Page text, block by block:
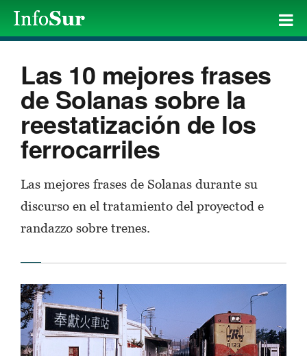
Las 10 mejores frases
de Solanas sobre la
reestatización de los
ferrocarriles
Las mejores frases de Solanas durante su
discurso en el tratamiento del proyectod e
randazzo sobre trenes.